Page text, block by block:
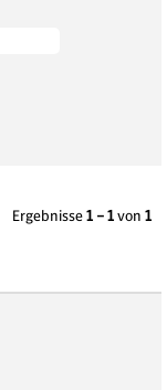
Ergebnisse1 – 1von 1